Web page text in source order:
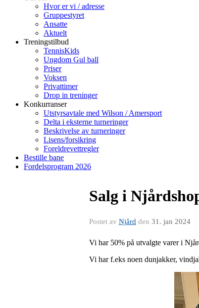
Hvor er vi / adresse
Gruppestyret
Ansatte
Aktuelt
Treningstilbud
TennisKids
Ungdom Gul ball
Priser
Voksen
Privattimer
Drop in treninger
Konkurranser
Utstyrsavtale med Wilson / Amersport
Delta i eksterne turneringer
Beskrivelse av turneringer
Lisens/forsikring
Foreldrevettregler
Bestille bane
Fordelsprogram 2026
Salg i
Postet av Njård den 31. jan 2024
Vi har 50% på utvalgte varer i
Vi har f.eks noen dunjakker,